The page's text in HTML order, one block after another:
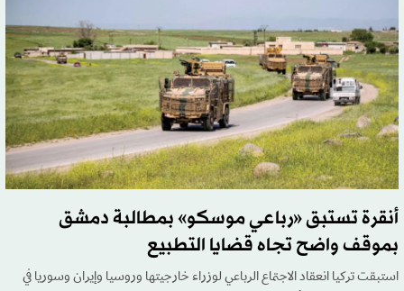
أنقرة تستبق «رباعي موسكو» بمطالبة دمشق
بموقف واضح تجاه قضايا التطبيع
استبقت تركيا انعقاد الاجتماع الرباعي لوزراء خارجيتها وروسيا وإيران وسوريا في